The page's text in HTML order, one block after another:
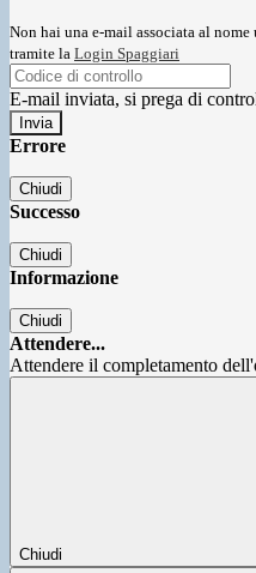
Non hai una e-mail associata al
tramite la Login Spaggiari
E-mail inviata, si prega di
Errore
Chiudi
Successo
Chiudi
Informazione
Chiudi
Attendere...
Attendere il completamento
Chiudi